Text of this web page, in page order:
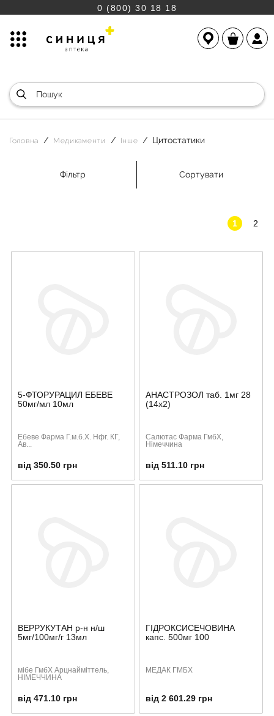
0 (800) 30 18 18
Головна Медикаменти Інше Цитостатики
Фільтр Сортувати
1 2
5-ФТОРУРАЦИЛ ЕБЕВЕ
50мг/мл 10мл
Ебеве Фарма Г.м.б.Х. Нфг. КГ,
Ав...
від 350.50 грн
АНАСТРОЗОЛ таб. 1мг 28
(14х2)
Салютас Фарма ГмбХ,
Німеччина
від 511.10 грн
ВЕРРУКУТАН р-н н/ш
5мг/100мг/г 13мл
мібе ГмбХ Арцнайміттель,
НІМЕЧЧИНА
від 471.10 грн
ГІДРОКСИСЕЧОВИНА
капс. 500мг 100
МЕДАК ГМБХ
від 2 601.29 грн